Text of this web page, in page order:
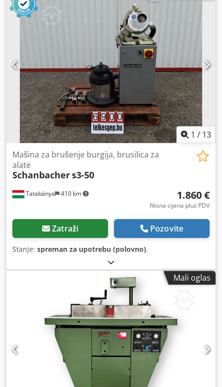
1 / 13
Tatabánya 410 km
Mašina za brušenje burgija, brusilica za
alate
Schanbachers3-50
1.860 €
fiksna cijena plus PDV
Zatraži Pozovite
Stanje: spreman za upotrebu (polovno),
Mali oglas